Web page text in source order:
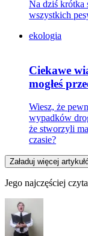
Na dziś krótka
wszystkich
ekologia
Ciekawe
mogłeś
Wiesz, że
wypadków
że stworzyli
czasie?
Załaduj więcej
Jego najczęściej